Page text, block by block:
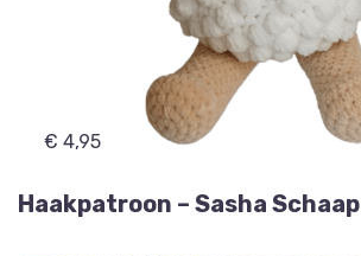
€ 4,95
Haakpatroon – Sasha Schaap